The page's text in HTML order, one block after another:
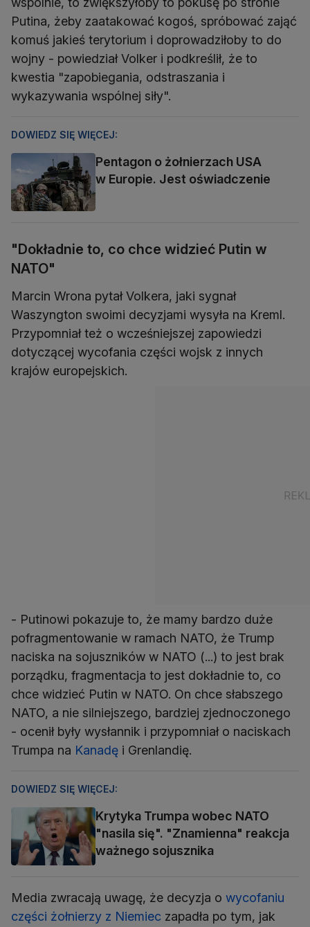
Putina, żeby zaatakować kogoś, spróbować zająć
komuś jakieś terytorium i doprowadziłoby to do
wojny - powiedział Volker i podkreślił, że to
kwestia "zapobiegania, odstraszania i
wykazywania wspólnej siły".
DOWIEDZ SIĘ WIĘCEJ:
Pentagon o żołnierzach USA
w Europie. Jest oświadczenie
"Dokładnie to, co chce widzieć Putin w
NATO"
Marcin Wrona pytał Volkera, jaki sygnał
Waszyngton swoimi decyzjami wysyła na Kreml.
Przypomniał też o wcześniejszej zapowiedzi
dotyczącej wycofania części wojsk z innych
krajów europejskich.
- Putinowi pokazuje to, że mamy bardzo duże
pofragmentowanie w ramach NATO, że Trump
naciska na sojuszników w NATO (...) to jest brak
porządku, fragmentacja to jest dokładnie to, co
chce widzieć Putin w NATO. On chce słabszego
NATO, a nie silniejszego, bardziej zjednoczonego
- ocenił były wysłannik i przypomniał o naciskach
Trumpa na Kanadę i Grenlandię.
DOWIEDZ SIĘ WIĘCEJ:
Krytyka Trumpa wobec NATO
"nasila się". "Znamienna" reakcja
ważnego sojusznika
Media zwracają uwagę, że decyzja o wycofaniu
części żołnierzy z Niemiec zapadła po tym, jak